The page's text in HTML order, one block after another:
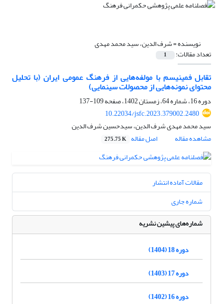
نویسنده =شرف الدین، سید محمد مهدی
تعداد مقالات: 1
تقابل فمینیسم با مولفه‌هایی از فرهنگ عمومی ایران (با تحلیل
محتوای نمونه‌هایی از محصولات سینمایی)
دوره 16، شماره 64، زمستان 1402، صفحه
109-137
10.22034/jsfc.2023.379002.2480
سید محمد مهدی شرف الدین، سیدحسین شرف الدین
مشاهده مقاله
اصل مقاله 275.75 K
مقالات آماده انتشار
شماره جاری
شماره‌های پیشین نشریه
دوره 18 (1404)
دوره 17 (1403)
دوره 16 (1402)